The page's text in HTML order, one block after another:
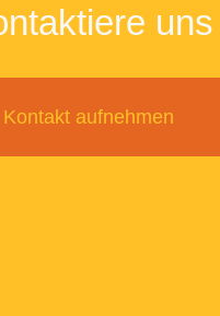
uns
Kontakt aufnehmen